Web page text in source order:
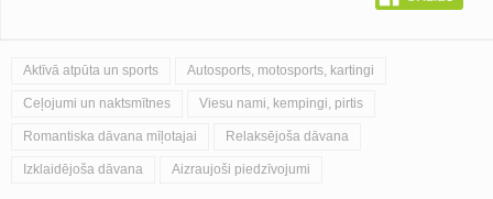
Aktīvā atpūta un sports Autosports, motosports, kartingi
Ceļojumi un naktsmītnes Viesu nami, kempingi, pirtis
Romantiska dāvana mīļotajai Relaksējoša dāvana
Izklaidējoša dāvana Aizraujoši piedzīvojumi